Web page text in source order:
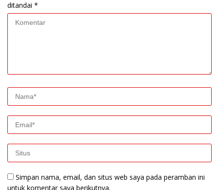
ditandai *
Simpan nama, email, dan situs web saya pada peramban ini
untuk komentar saya berikutnya.